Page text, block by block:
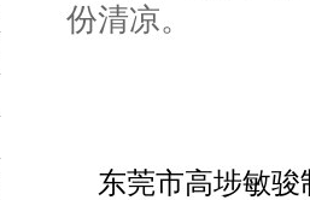
份清凉。
东莞市高埗敏